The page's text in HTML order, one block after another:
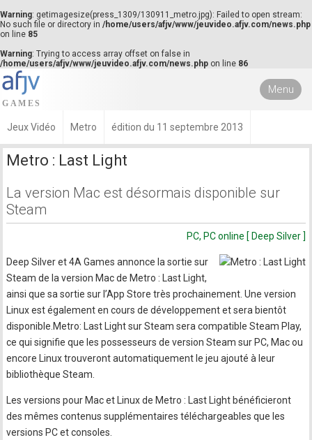
Warning: getimagesize(press_1309/130911_metro.jpg): Failed to open stream:
No such file or directory in /home/users/afjv/www/jeuvideo.afjv.com/news.php
on line 85
Warning: Trying to access array offset on false in
/home/users/afjv/www/jeuvideo.afjv.com/news.php on line 86
Menu
Jeux Vidéo Metro édition du 11 septembre 2013
Metro : Last Light
La version Mac est désormais disponible sur
Steam
PC, PC online [ Deep Silver ]
Deep Silver et 4A Games annonce la sortie sur
Steam de la version Mac de Metro : Last Light,
ainsi que sa sortie sur l’App Store très prochainement. Une version
Linux est également en cours de développement et sera bientôt
disponible.Metro: Last Light sur Steam sera compatible Steam Play,
ce qui signifie que les possesseurs de version Steam sur PC, Mac ou
encore Linux trouveront automatiquement le jeu ajouté à leur
bibliothèque Steam.
Les versions pour Mac et Linux de Metro : Last Light bénéficieront
des mêmes contenus supplémentaires téléchargeables que les
versions PC et consoles.